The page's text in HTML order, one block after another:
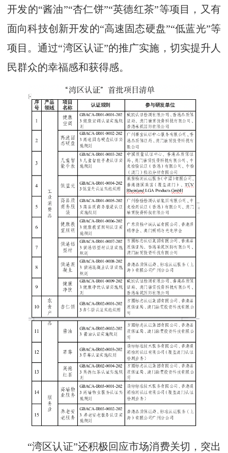
开发的“酱油”“杏仁饼”“英德红茶”等项目，又有
面向科技创新开发的“高速固态硬盘”“低蓝光”等
项目。通过“湾区认证”的推广实施，切实提升人
民群众的幸福感和获得感。
“湾区认证”还积极回应市场消费关切，突出